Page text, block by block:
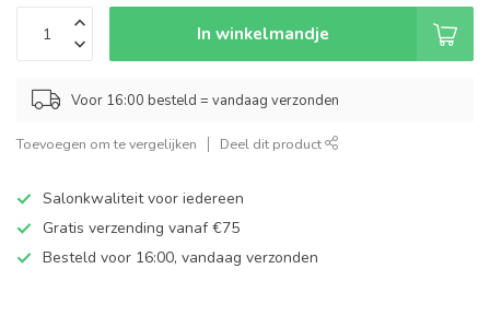
In winkelmandje
Voor 16:00 besteld = vandaag verzonden
Toevoegen om te vergelijken Deel dit product
Salonkwaliteit voor iedereen
Gratis verzending vanaf €75
Besteld voor 16:00, vandaag verzonden